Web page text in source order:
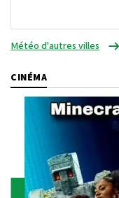
Météo d'autres villes
CINÉMA